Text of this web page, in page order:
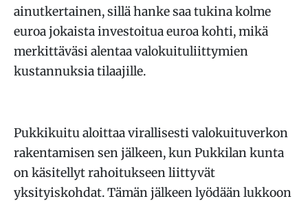
ainutkertainen, sillä hanke saa tukina kolme
euroa jokaista investoitua euroa kohti, mikä
merkittäväsi alentaa valokuituliittymien
kustannuksia tilaajille.
Pukkikuitu aloittaa virallisesti valokuituverkon
rakentamisen sen jälkeen, kun Pukkilan kunta
on käsitellyt rahoitukseen liittyvät
yksityiskohdat. Tämän jälkeen lyödään lukkoon